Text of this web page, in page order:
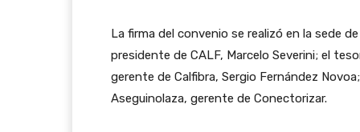
La firma del convenio se realizó en la sede
presidente de CALF, Marcelo Severini; el
gerente de Calfibra, Sergio Fernández
Aseguinolaza, gerente de Conectorizar.